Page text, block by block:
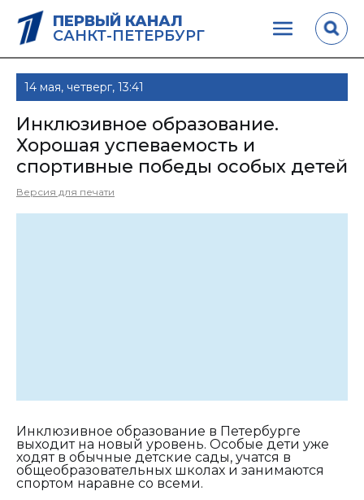
ПЕРВЫЙ КАНАЛ
САНКТ-ПЕТЕРБУРГ
14 мая, четверг, 13:41
Инклюзивное образование.
Хорошая успеваемость и
спортивные победы особых детей
Версия для печати
Инклюзивное образование в Петербурге
выходит на новый уровень. Особые дети уже
ходят в обычные детские сады, учатся в
общеобразовательных школах и занимаются
спортом наравне со всеми.